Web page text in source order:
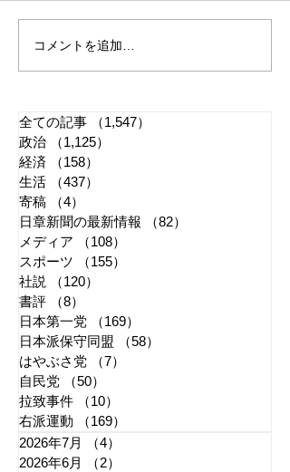
れいわ・山本太郎が代表
辞任 日本第一党・桜井
コメントを追加…
全ての記事 （1,547）
政治
（1,125）
経済
（158）
生活
（437）
寄稿
（4）
日章新聞の最新情報
（82）
メディア
（108）
スポーツ
（155）
社説
（120）
書評
（8）
日本第一党
（169）
日本派保守同盟
（58）
はやぶさ党
（7）
自民党
（50）
拉致事件
（10）
右派運動
（169）
2026年7月
（4）
2026年6月
（2）